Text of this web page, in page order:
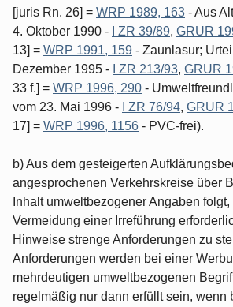
[juris Rn. 26] = WRP 1989, 163 - Aus
4. Oktober 1990 -
I ZR 39/89, GRUR
13] = WRP 1991, 159 - Zaunlasur;
Dezember 1995 -
I ZR 213/93, GRUR
33 f.] = WRP 1996, 290 -
vom 23. Mai 1996 -
I ZR 76/94, GRUR
17] = WRP 1996, 1156 - PVC-frei).
b) Aus dem gesteigerten
angesprochenen Verkehrskreise über
Inhalt umweltbezogener Angaben
Vermeidung einer Irreführung
Hinweise strenge Anforderungen zu
Anforderungen werden bei einer
mehrdeutigen umweltbezogenen
regelmäßig nur dann erfüllt sein, wenn